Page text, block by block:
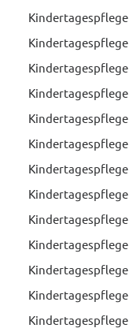
Kindertagespflege
Kindertagespflege
Kindertagespflege
Kindertagespflege
Kindertagespflege
Kindertagespflege
Kindertagespflege
Kindertagespflege
Kindertagespflege
Kindertagespflege
Kindertagespflege
Kindertagespflege
Kindertagespflege